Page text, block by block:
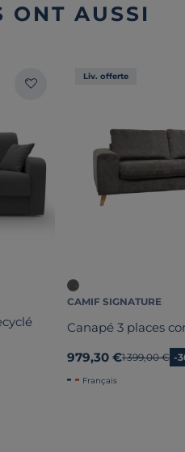
ONT AUSSI
Liv. offerte
CAMIF SIGNATURE
Canapé 3 places
979,30 €Ancien prix
1 399,00 € -
Français